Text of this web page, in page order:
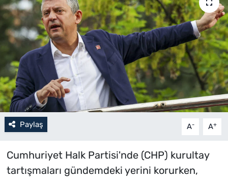
Paylaş A- A+
Cumhuriyet Halk Partisi'nde (CHP) kurultay
tartışmaları gündemdeki yerini korurken,